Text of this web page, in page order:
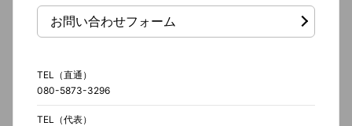
お問い合わせフォーム
TEL（直通）
080-5873-3296
TEL（代表）